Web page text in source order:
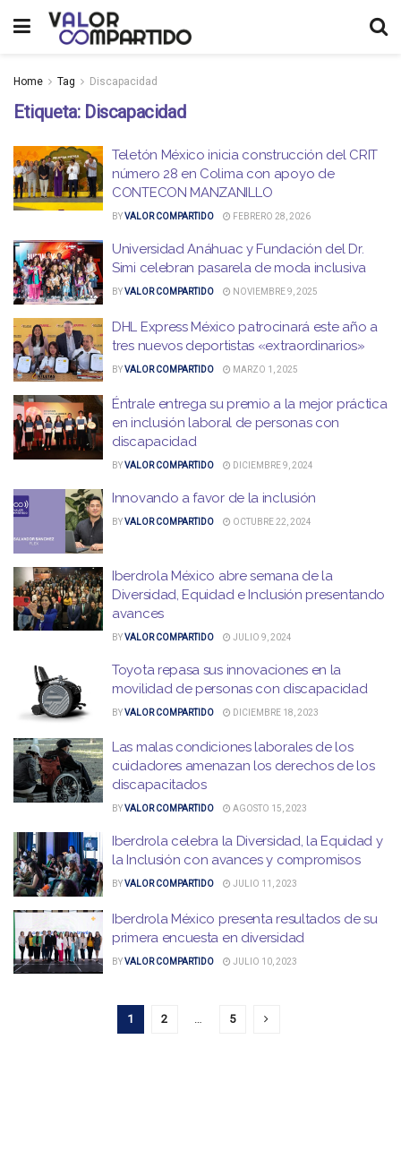
Home Tag Discapacidad
Etiqueta: Discapacidad
Teletón México inicia construcción del CRIT
número 28 en Colima con apoyo de
CONTECON MANZANILLO
BYVALOR COMPARTIDO FEBRERO 28, 2026
Universidad Anáhuac y Fundación del Dr.
Simi celebran pasarela de moda inclusiva
BYVALOR COMPARTIDO NOVIEMBRE 9, 2025
DHL Express México patrocinará este año a
tres nuevos deportistas «extraordinarios»
BYVALOR COMPARTIDO MARZO 1, 2025
Éntrale entrega su premio a la mejor práctica
en inclusión laboral de personas con
discapacidad
BYVALOR COMPARTIDO DICIEMBRE 9, 2024
Innovando a favor de la inclusión
BYVALOR COMPARTIDO OCTUBRE 22, 2024
Iberdrola México abre semana de la
Diversidad, Equidad e Inclusión presentando
avances
BYVALOR COMPARTIDO JULIO 9, 2024
Toyota repasa sus innovaciones en la
movilidad de personas con discapacidad
BYVALOR COMPARTIDO DICIEMBRE 18, 2023
Las malas condiciones laborales de los
cuidadores amenazan los derechos de los
discapacitados
BYVALOR COMPARTIDO AGOSTO 15, 2023
Iberdrola celebra la Diversidad, la Equidad y
la Inclusión con avances y compromisos
BYVALOR COMPARTIDO JULIO 11, 2023
Iberdrola México presenta resultados de su
primera encuesta en diversidad
BYVALOR COMPARTIDO JULIO 10, 2023
1 2 … 5